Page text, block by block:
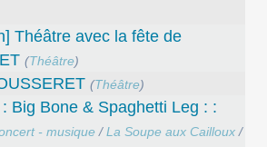
Théâtre avec la fête de
(Théâtre)
(Théâtre)
Big Bone & Spaghetti Leg : :
- musique/La Soupe aux Cailloux/